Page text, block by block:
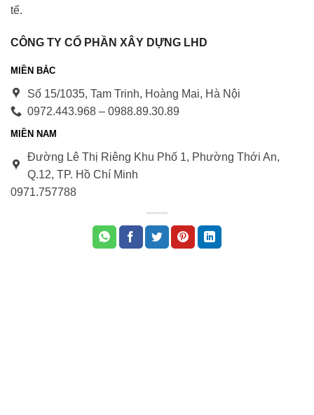
tế.
CÔNG TY CỔ PHẦN XÂY DỰNG LHD
MIỀN BẮC
Số 15/1035, Tam Trinh, Hoàng Mai, Hà Nội
0972.443.968 – 0988.89.30.89
MIỀN NAM
Đường Lê Thị Riêng Khu Phố 1, Phường Thới An,
Q.12, TP. Hồ Chí Minh
0971.757788